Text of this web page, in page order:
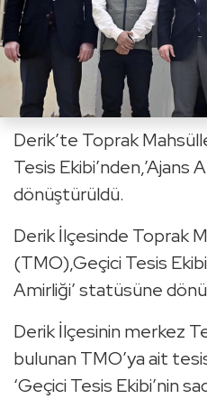
Derik’te Toprak
Tesis Ekibi’nden,’Ajans
dönüştürüldü.
Derik İlçesinde Toprak
(TMO),Geçici Tesis
Amirliği’ statüsüne
Derik İlçesinin merkez
bulunan TMO’ya ait
‘Geçici Tesis Ekibi’nin